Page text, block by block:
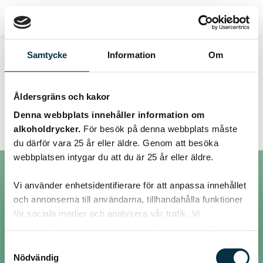
Samtycke Information Om
Åldersgräns och kakor
Denna webbplats innehåller information om
alkoholdrycker. För besök på denna webbplats måste
du därför vara 25 år eller äldre. Genom att besöka
webbplatsen intygar du att du är 25 år eller äldre.
Vi använder enhetsidentifierare för att anpassa innehållet
och annonserna till användarna, tillhandahålla funktioner
för sociala medier och analysera vår trafik. Vi
annons- och analysföretag som vi samarbetar med.
Nödvändig
Ostpaj
Inlägg